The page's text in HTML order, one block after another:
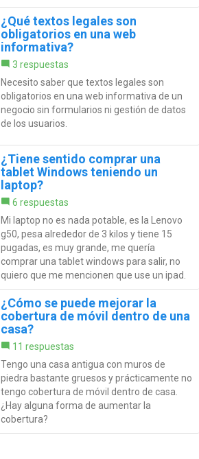
¿Qué textos legales son
obligatorios en una web
informativa?
3 respuestas
Necesito saber que textos legales son
obligatorios en una web informativa de un
negocio sin formularios ni gestión de datos
de los usuarios.
¿Tiene sentido comprar una
tablet Windows teniendo un
laptop?
6 respuestas
Mi laptop no es nada potable, es la Lenovo
g50, pesa alrededor de 3 kilos y tiene 15
pugadas, es muy grande, me quería
comprar una tablet windows para salir, no
quiero que me mencionen que use un ipad.
¿Cómo se puede mejorar la
cobertura de móvil dentro de una
casa?
11 respuestas
Tengo una casa antigua con muros de
piedra bastante gruesos y prácticamente no
tengo cobertura de móvil dentro de casa.
¿Hay alguna forma de aumentar la
cobertura?